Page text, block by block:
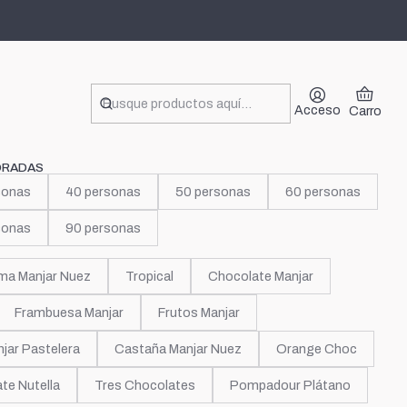
Acceso Carro
40 personas 50 personas 60 personas
90 personas
Manjar Nuez Tropical Chocolate Manjar
Frambuesa Manjar Frutos Manjar
Pastelera Castaña Manjar Nuez Orange Choc
Nutella Tres Chocolates Pompadour Plátano